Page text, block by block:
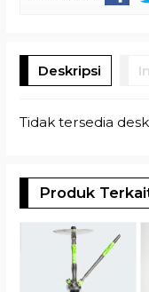
Deskripsi
Tidak tersedia
Produk